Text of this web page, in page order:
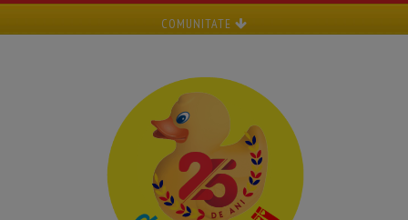
COMUNITATE